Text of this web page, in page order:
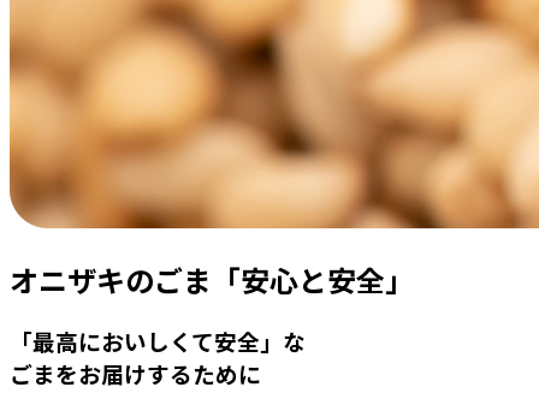
オニザキのごま「安心と安全」
「最高においしくて安全」な
ごまをお届けするために